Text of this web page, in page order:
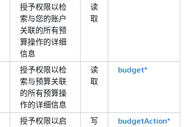
授予权限以检
索与您的账户
关联的所有预
算操作的详细
信息
读
取
授予权限以检
索与预算关联
的所有预算操
作的详细信息
读
取
budget*
授予权限以启
写
budgetAction*